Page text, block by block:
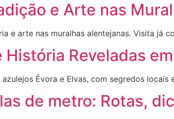
e Arte nas
e arte nas muralhas alentejanas. Visita já
Reveladas
Évora e Elvas, com segredos
de metro: Rotas,